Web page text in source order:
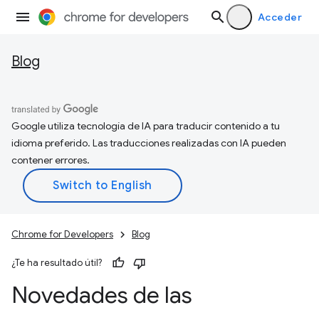
Acceder
Blog
Google utiliza tecnología de IA para traducir contenido a tu
idioma preferido. Las traducciones realizadas con IA pueden
contener errores.
Chrome for Developers Blog
¿Te ha resultado útil?
Novedades de las